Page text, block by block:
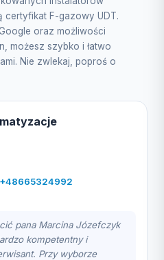
certyfikat F-gazowy UDT.
oraz możliwości
możesz szybko i łatwo
Nie zwlekaj, poproś o
+48665324992
pana Marcina Józefczyk
kompetentny i
Przy wyborze